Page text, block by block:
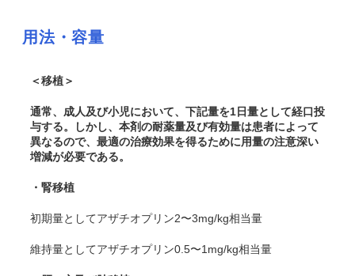
用法・容量
＜移植＞
通常、成人及び小児において、下記量を1日量として経口投
与する。しかし、本剤の耐薬量及び有効量は患者によって
異なるので、最適の治療効果を得るために用量の注意深い
増減が必要である。
・腎移植
初期量としてアザチオプリン2〜3mg/kg相当量
維持量としてアザチオプリン0.5〜1mg/kg相当量